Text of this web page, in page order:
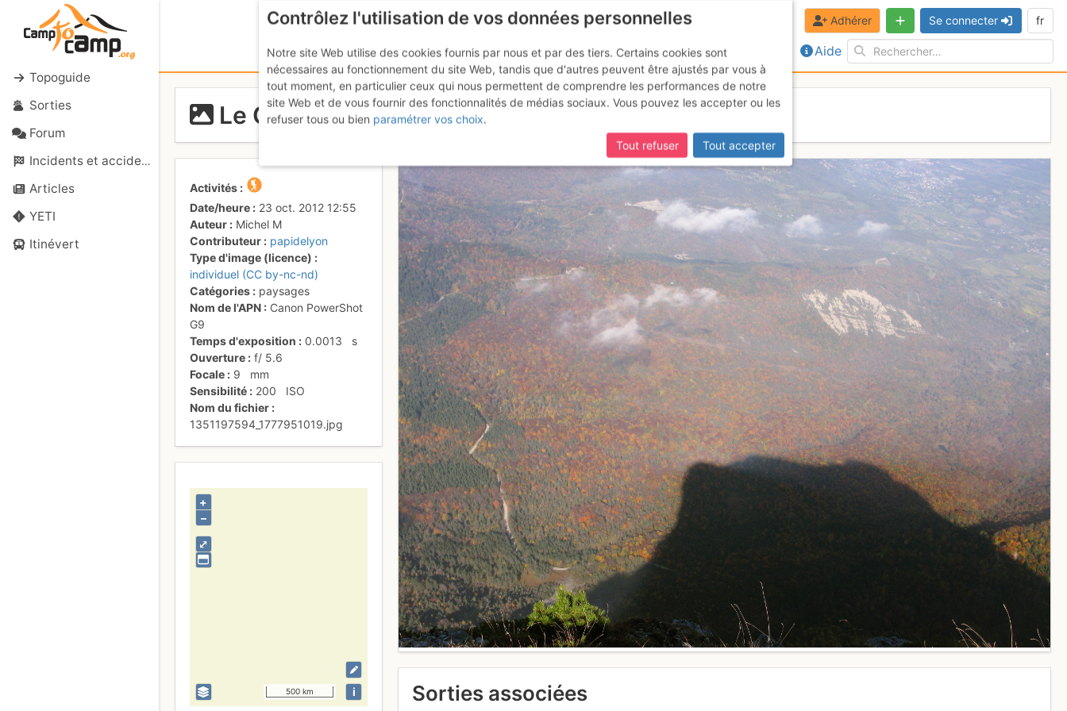
Topoguide
Sorties
Forum
Incidents et accidents
Articles
YETI
Itinévert
Aide
Adhérer Se connecter fr
Le Granier, mythe ou réalité?
Activités
Date/heure
23 oct. 2012 12:55
Auteur
Michel M
Contributeur
papidelyon
Type d'image (licence)
individuel (CC by-nc-nd)
Catégories
paysages
Nom de l'APN
Canon PowerShot
G9
Temps d'exposition
0.0013
s
Ouverture
f/5.6
Focale
9
mm
Sensibilité
200
ISO
Nom du fichier
1351197594_1777951019.jpg
⤢
+
–
500 km i Sorties associées
Contrôlez l'utilisation de vos données personnelles
Notre site Web utilise des cookies fournis par nous et par des tiers. Certains cookies sont
nécessaires au fonctionnement du site Web, tandis que d'autres peuvent être ajustés par vous à
tout moment, en particulier ceux qui nous permettent de comprendre les performances de notre
site Web et de vous fournir des fonctionnalités de médias sociaux. Vous pouvez les accepter ou les
refuser tous ou bien paramétrer vos choix.
Tout refuser
Tout accepter